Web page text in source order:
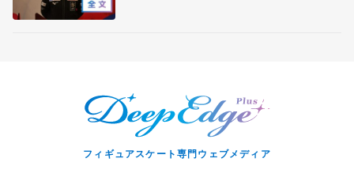
フィギュアスケート専門ウェブメディア